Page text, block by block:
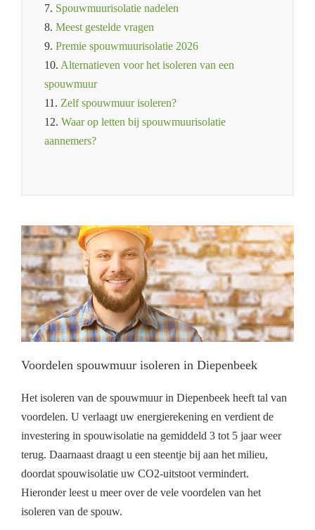
7. Spouwmuurisolatie nadelen
8. Meest gestelde vragen
9. Premie spouwmuurisolatie 2026
10. Alternatieven voor het isoleren van een
spouwmuur
11. Zelf spouwmuur isoleren?
12. Waar op letten bij spouwmuurisolatie
aannemers?
Voordelen spouwmuur isoleren in Diepenbeek
Het isoleren van de spouwmuur in Diepenbeek heeft tal van
voordelen. U verlaagt uw energierekening en verdient de
investering in spouwisolatie na gemiddeld 3 tot 5 jaar weer
terug. Daarnaast draagt u een steentje bij aan het milieu,
doordat spouwisolatie uw CO2-uitstoot vermindert.
Hieronder leest u meer over de vele voordelen van het
isoleren van de spouw.